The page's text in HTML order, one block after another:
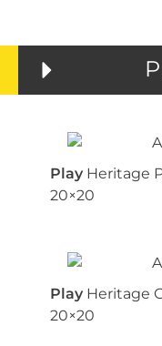
Play Heritage
20×20
Play Heritage
20×20